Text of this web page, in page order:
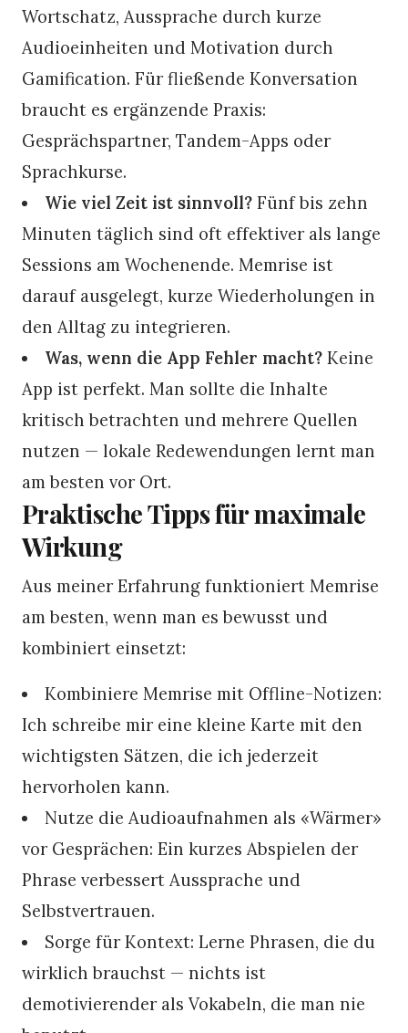
Wortschatz, Aussprache durch kurze
Audioeinheiten und Motivation durch
Gamification. Für fließende Konversation
braucht es ergänzende Praxis:
Gesprächspartner, Tandem-Apps oder
Sprachkurse.
Wie viel Zeit ist sinnvoll? Fünf bis zehn
Minuten täglich sind oft effektiver als lange
Sessions am Wochenende. Memrise ist
darauf ausgelegt, kurze Wiederholungen in
den Alltag zu integrieren.
Was, wenn die App Fehler macht? Keine
App ist perfekt. Man sollte die Inhalte
kritisch betrachten und mehrere Quellen
nutzen — lokale Redewendungen lernt man
am besten vor Ort.
Praktische Tipps für maximale
Wirkung
Aus meiner Erfahrung funktioniert Memrise
am besten, wenn man es bewusst und
kombiniert einsetzt:
Kombiniere Memrise mit Offline-Notizen:
Ich schreibe mir eine kleine Karte mit den
wichtigsten Sätzen, die ich jederzeit
hervorholen kann.
Nutze die Audioaufnahmen als «Wärmer»
vor Gesprächen: Ein kurzes Abspielen der
Phrase verbessert Aussprache und
Selbstvertrauen.
Sorge für Kontext: Lerne Phrasen, die du
wirklich brauchst — nichts ist
demotivierender als Vokabeln, die man nie